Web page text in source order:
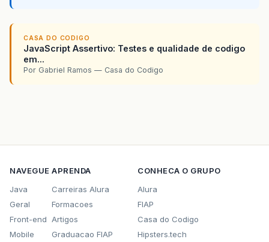
CASA DO CODIGO
JavaScript Assertivo: Testes e qualidade de codigo
em...
Por Gabriel Ramos — Casa do Codigo
NAVEGUE
Java
Geral
Front-end
Mobile
APRENDA
Carreiras Alura
Formacoes
Artigos
Graduacao FIAP
CONHECA O GRUPO
Alura
FIAP
Casa do Codigo
Hipsters.tech